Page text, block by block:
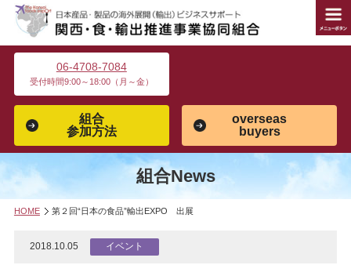
06-4708-7084
受付時間9:00～18:00（月～金）
組合
参加方法
overseas
buyers
組合News
HOME 第２回“日本の食品”輸出EXPO 出展
2018.10.05 イベント